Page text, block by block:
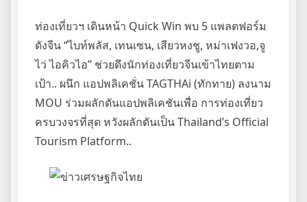
ท่องเที่ยวฯ เดินหน้า Quick Win พบ 5 แพลตฟอร์ม
ดังจีน “ไบท์พลัส, เทนเซน, เสียวหงชู, หม่าเฟงวอ,จู
ไว่ ไอคิวไอ” ช่วยดึงนักท่องเที่ยวจีนเข้าไทยตาม
เป้า.. ผนึก แอปพลิเคชั่น TAGTHAi (ทักทาย) ลงนาม
MOU ร่วมผลักดันแอปพลิเคชันเพื่อ การท่องเที่ยว
ครบวงจรที่สุด หวังผลักดันเป็น Thailand’s Official
Tourism Platform..